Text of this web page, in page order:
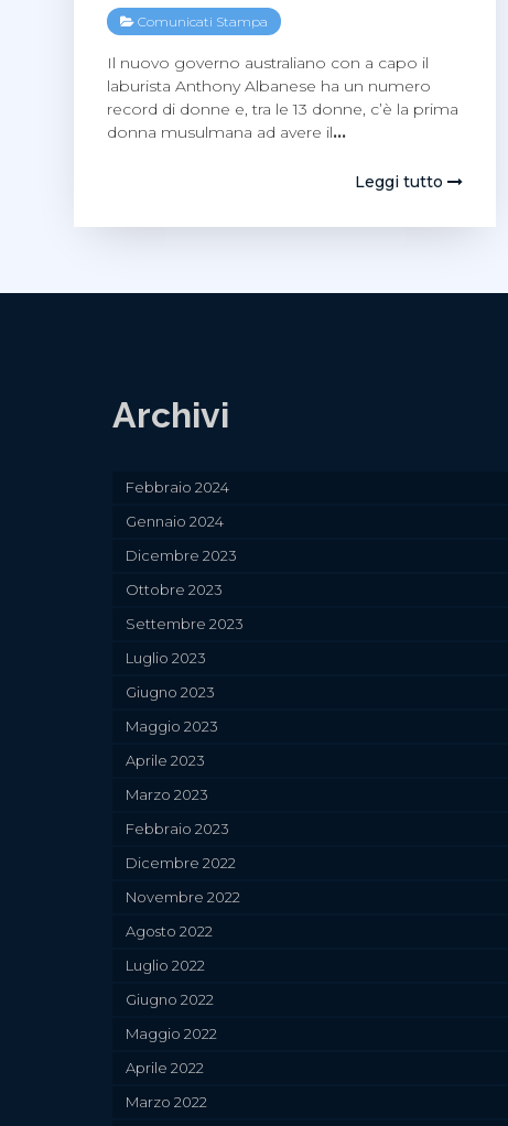
Comunicati Stampa
Il nuovo governo australiano con a capo il
laburista Anthony Albanese ha un numero
record di donne e, tra le 13 donne, c’è la prima
donna musulmana ad avere il…
Leggi tutto
Archivi
Febbraio 2024
Gennaio 2024
Dicembre 2023
Ottobre 2023
Settembre 2023
Luglio 2023
Giugno 2023
Maggio 2023
Aprile 2023
Marzo 2023
Febbraio 2023
Dicembre 2022
Novembre 2022
Agosto 2022
Luglio 2022
Giugno 2022
Maggio 2022
Aprile 2022
Marzo 2022